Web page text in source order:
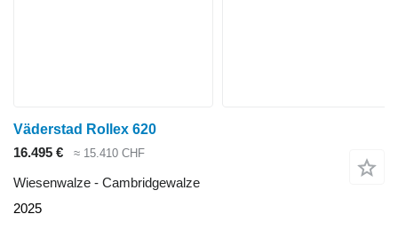
Väderstad Rollex 620
16.495 €
≈ 15.410 CHF
Wiesenwalze - Cambridgewalze
2025